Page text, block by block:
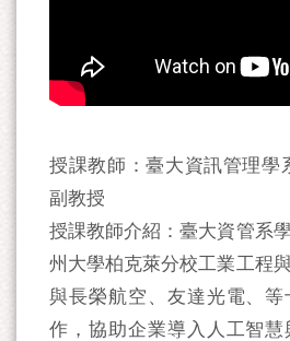
授課教師：臺大資訊管理學
副教授
授課教師介紹：臺大資管系
州大學柏克萊分校工業工程
與長榮航空、友達光電、
作，協助企業導入人工智